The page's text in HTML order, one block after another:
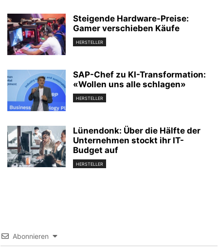
Steigende Hardware-Preise:
Gamer verschieben Käufe
HERSTELLER
SAP-Chef zu KI-Transformation:
«Wollen uns alle schlagen»
HERSTELLER
Lünendonk: Über die Hälfte der
Unternehmen stockt ihr IT-
Budget auf
HERSTELLER
Abonnieren